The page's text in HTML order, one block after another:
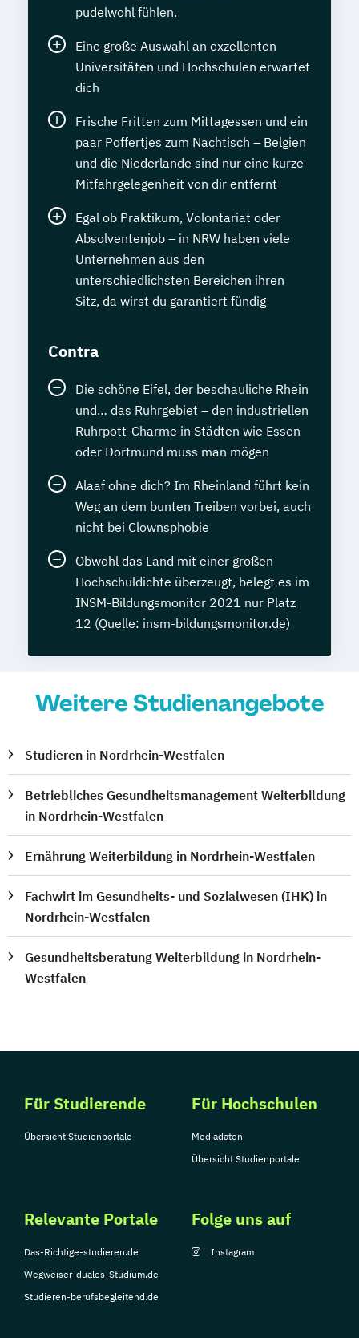
pudelwohl fühlen.
Eine große Auswahl an exzellenten
Universitäten und Hochschulen erwartet
dich
Frische Fritten zum Mittagessen und ein
paar Poffertjes zum Nachtisch – Belgien
und die Niederlande sind nur eine kurze
Mitfahrgelegenheit von dir entfernt
Egal ob Praktikum, Volontariat oder
Absolventenjob – in NRW haben viele
Unternehmen aus den
unterschiedlichsten Bereichen ihren
Sitz, da wirst du garantiert fündig
Contra
Die schöne Eifel, der beschauliche Rhein
und… das Ruhrgebiet – den industriellen
Ruhrpott-Charme in Städten wie Essen
oder Dortmund muss man mögen
Alaaf ohne dich? Im Rheinland führt kein
Weg an dem bunten Treiben vorbei, auch
nicht bei Clownsphobie
Obwohl das Land mit einer großen
Hochschuldichte überzeugt, belegt es im
INSM-Bildungsmonitor 2021 nur Platz
12 (Quelle: insm-bildungsmonitor.de)
Weitere Studienangebote
Studieren in Nordrhein-Westfalen
Betriebliches Gesundheitsmanagement Weiterbildung
in Nordrhein-Westfalen
Ernährung Weiterbildung in Nordrhein-Westfalen
Fachwirt im Gesundheits- und Sozialwesen (IHK) in
Nordrhein-Westfalen
Gesundheitsberatung Weiterbildung in Nordrhein-
Westfalen
Für Studierende
Übersicht Studienportale
Für Hochschulen
Mediadaten
Übersicht Studienportale
Relevante Portale
Das-Richtige-studieren.de
Wegweiser-duales-Studium.de
Studieren-berufsbegleitend.de
Folge uns auf
Instagram